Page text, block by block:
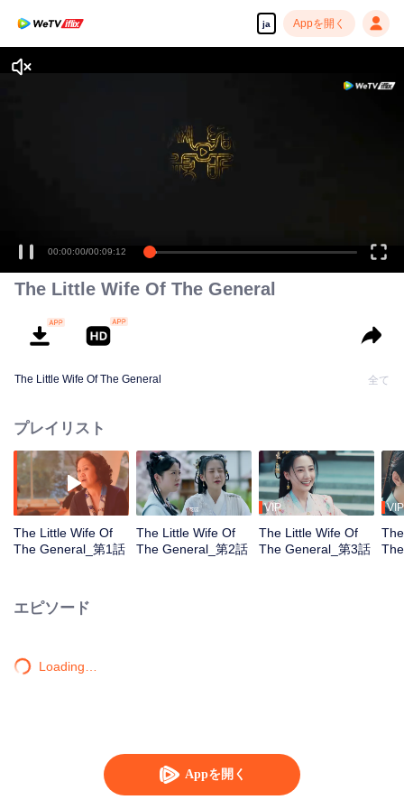
ja Appを開く
Appを開く
高解像度の映像•スピーディな再生へ
00:00:00/00:09:12
The Little Wife Of The General
The Little Wife Of The General 全て
プレイリスト
The Little Wife Of
The General_第1話
The Little Wife Of
The General_第2話
VIP
The Little Wife Of
The General_第3話
VIP
エピソード
Loading…